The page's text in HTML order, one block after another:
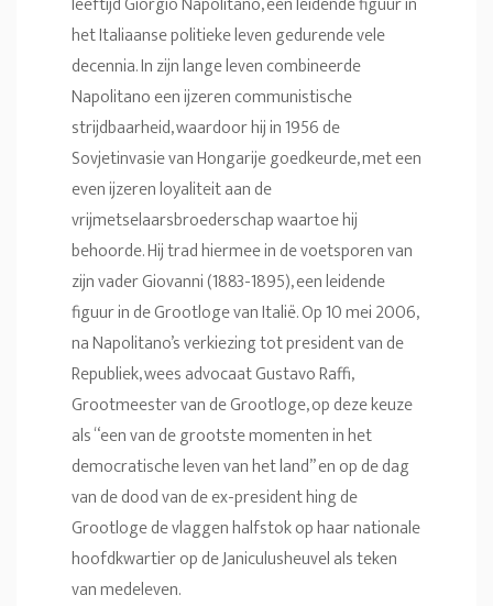
het Italiaanse politieke leven gedurende vele
decennia. In zijn lange leven combineerde
Napolitano een ijzeren communistische
strijdbaarheid, waardoor hij in 1956 de
Sovjetinvasie van Hongarije goedkeurde, met een
even ijzeren loyaliteit aan de
vrijmetselaarsbroederschap waartoe hij
behoorde. Hij trad hiermee in de voetsporen van
zijn vader Giovanni (1883-1895), een leidende
figuur in de Grootloge van Italië. Op 10 mei 2006,
na Napolitano’s verkiezing tot president van de
Republiek, wees advocaat Gustavo Raffi,
Grootmeester van de Grootloge, op deze keuze
als “een van de grootste momenten in het
democratische leven van het land” en op de dag
van de dood van de ex-president hing de
Grootloge de vlaggen halfstok op haar nationale
hoofdkwartier op de Janiculusheuvel als teken
van medeleven.